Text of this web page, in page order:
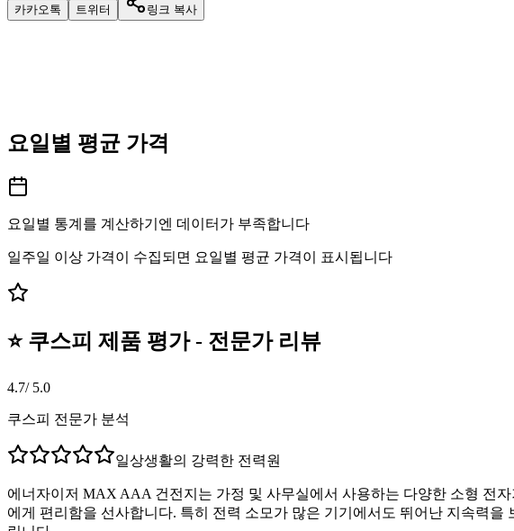
카카오톡 트위터 링크 복사
요일별 평균 가격
요일별 통계를 계산하기엔 데이터가 부족합니다
일주일 이상 가격이 수집되면 요일별 평균 가격이 표시됩니다
⭐ 쿠스피 제품 평가 - 전문가 리뷰
4.7/ 5.0
쿠스피 전문가 분석
일상생활의 강력한 전력원
에너자이저 MAX AAA 건전지는 가정 및 사무실에서 사용하는 다양한 소형 전
에게 편리함을 선사합니다. 특히 전력 소모가 많은 기기에서도 뛰어난 지속력